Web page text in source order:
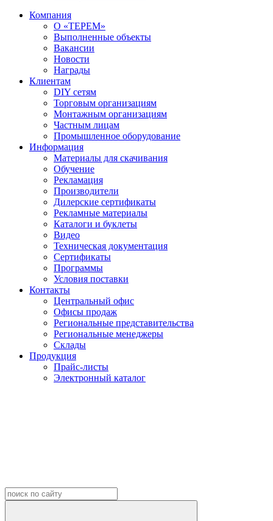
Компания
О «ТЕРЕМ»
Выполненные объекты
Вакансии
Новости
Награды
Клиентам
DIY сетям
Торговым организациям
Монтажным организациям
Частным лицам
Промышленное оборудование
Информация
Материалы для скачивания
Обучение
Рекламация
Производители
Дилерские сертификаты
Рекламные материалы
Каталоги и буклеты
Видео
Техническая документация
Сертификаты
Программы
Условия поставки
Контакты
Центральный офис
Офисы продаж
Региональные представительства
Региональные менеджеры
Склады
Продукция
Прайс-листы
Электронный каталог